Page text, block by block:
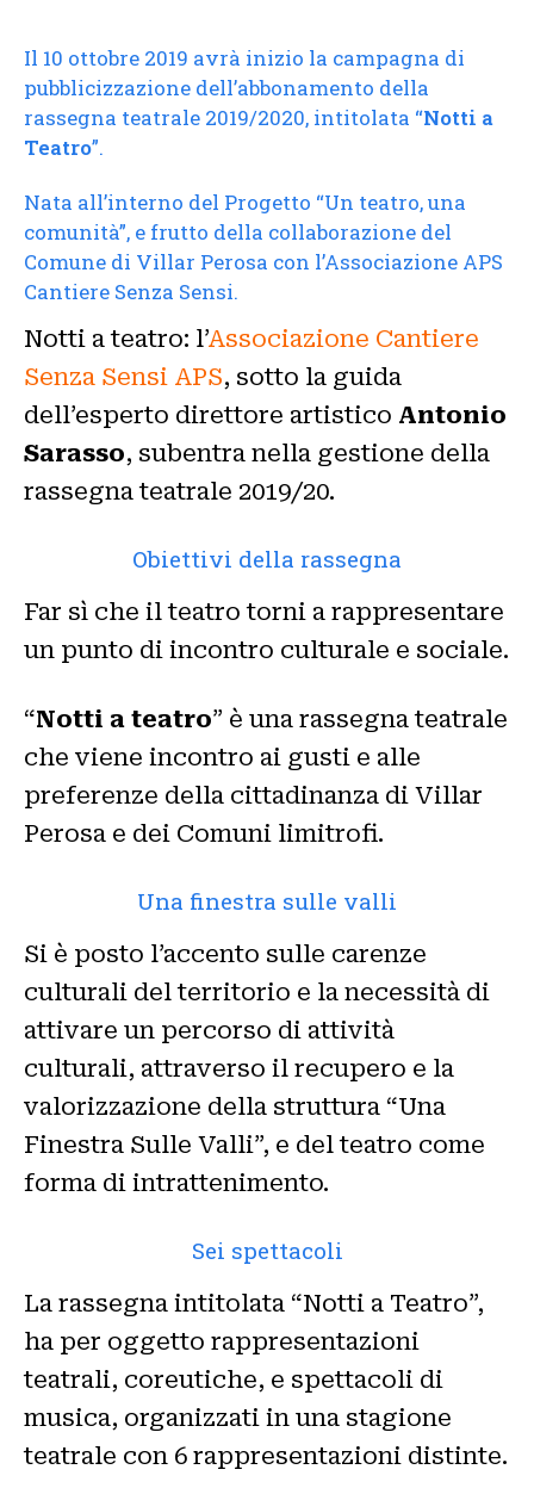
Il 10 ottobre 2019 avrà inizio la campagna di
pubblicizzazione dell’abbonamento della
rassegna teatrale 2019/2020, intitolata “Notti a
Teatro”.
Nata all’interno del Progetto “Un teatro, una
comunità”, e frutto della collaborazione del
Comune di Villar Perosa con l’Associazione APS
Cantiere Senza Sensi.
Notti a teatro: l’Associazione Cantiere
Senza Sensi APS, sotto la guida
dell’esperto direttore artistico Antonio
Sarasso, subentra nella gestione della
rassegna teatrale 2019/20.
Obiettivi della rassegna
Far sì che il teatro torni a rappresentare
un punto di incontro culturale e sociale.
“Notti a teatro” è una rassegna teatrale
che viene incontro ai gusti e alle
preferenze della cittadinanza di Villar
Perosa e dei Comuni limitrofi.
Una finestra sulle valli
Si è posto l’accento sulle carenze
culturali del territorio e la necessità di
attivare un percorso di attività
culturali, attraverso il recupero e la
valorizzazione della struttura “Una
Finestra Sulle Valli”, e del teatro come
forma di intrattenimento.
Sei spettacoli
La rassegna intitolata “Notti a Teatro”,
ha per oggetto rappresentazioni
teatrali, coreutiche, e spettacoli di
musica, organizzati in una stagione
teatrale con 6 rappresentazioni distinte.